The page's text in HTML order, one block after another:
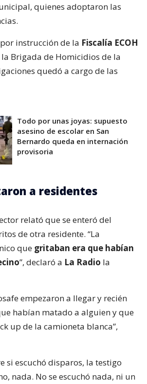
quienes adoptaron las
instrucción de la Fiscalía ECOH
la Brigada de Homicidios de la
quedó a cargo de las
Todo por unas joyas: supuesto
asesino de escolar en San
Bernardo queda en internación
provisoria
a residentes
relató que se enteró del
de otra residente. “La
que gritaban era que habían
”, declaró a La Radio la
empezaron a llegar y recién
habían matado a alguien y que
up de la camioneta blanca”,
si escuchó disparos, la testigo
nada. No se escuchó nada, ni un